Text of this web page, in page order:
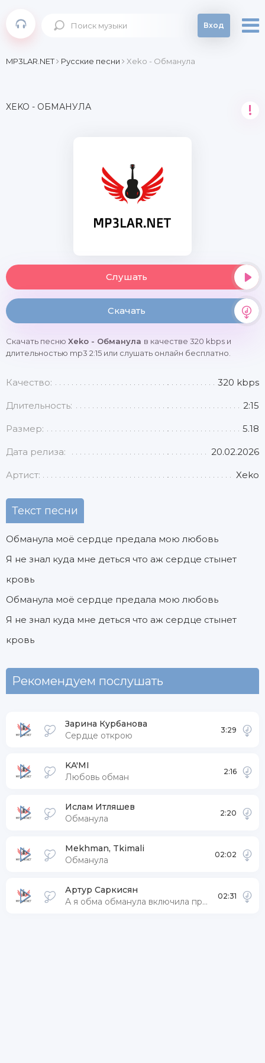
Вход
MP3LAR.NET Русские песни Xeko - Обманула
XEKO - ОБМАНУЛА !
Слушать
Скачать
Скачать песню Xeko - Обманула в качестве 320 kbps и
длительностью mp3 2:15 или слушать онлайн бесплатно.
Качество: 320 kbps
Длительность: 2:15
Размер: 5.18
Дата релиза: 20.02.2026
Артист: Xeko
Текст песни
Обманула моё сердце предала мою любовь
Я не знал куда мне деться что аж сердце стынет
кровь
Обманула моё сердце предала мою любовь
Я не знал куда мне деться что аж сердце стынет
кровь
Рекомендуем послушать
Зарина Курбанова
Сердце открою
3:29
KA'MI
Любовь обман
2:16
Ислам Итляшев
Обманула
2:20
Mekhman, Tkimali
Обманула
02:02
Артур Саркисян
А я обма обманула включила проста дуру
02:31